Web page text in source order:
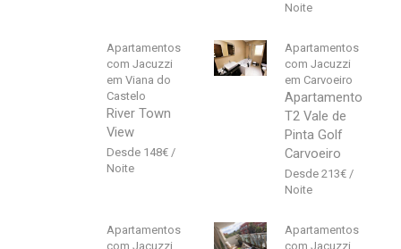
Apartamentos
com Jacuzzi
em Viana do
Castelo
River Town
View
148€
Apartamentos
com Jacuzzi
em Carvoeiro
Apartamento
T2 Vale de
Pinta Golf
Carvoeiro
213€
Apartamentos
com Jacuzzi
Apartamentos
com Jacuzzi